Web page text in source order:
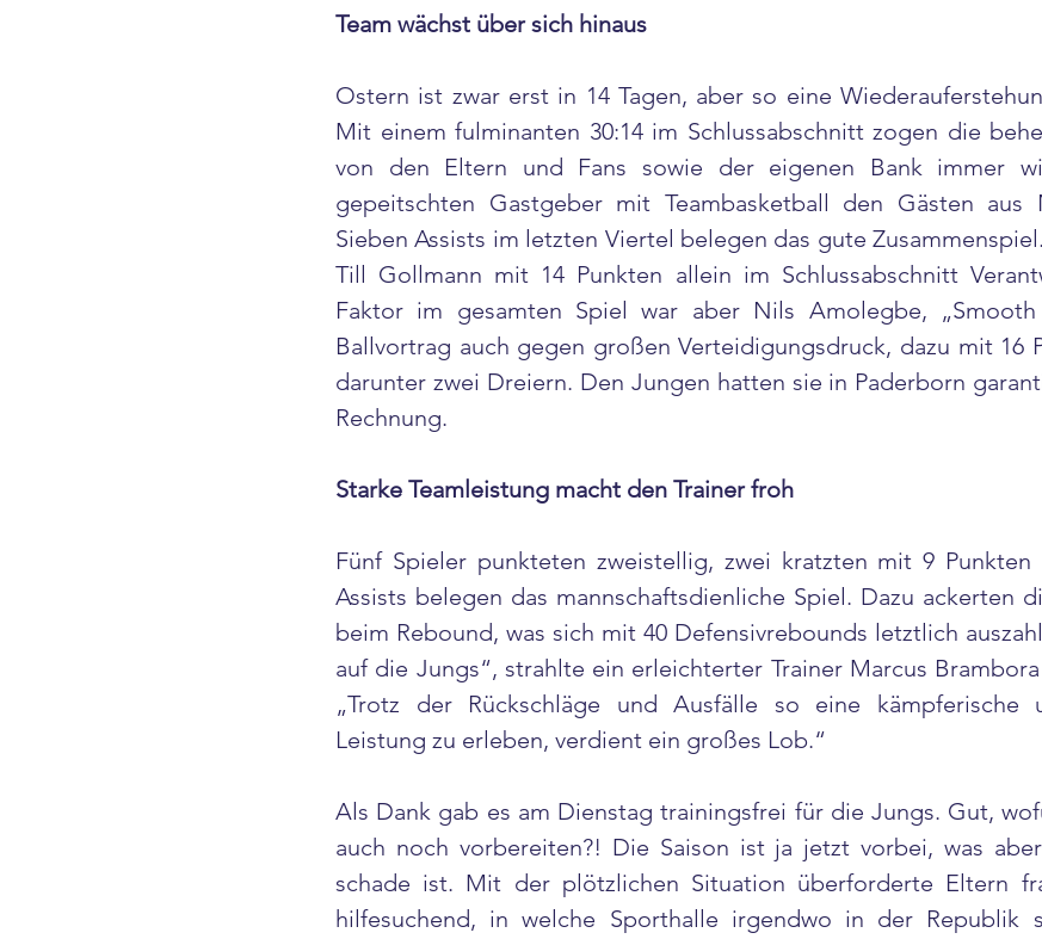
Team wächst über sich hinaus
Ostern ist zwar erst in 14 Tagen, aber so eine
Mit einem fulminanten 30:14 im Schlussabschnitt zogen die
von den Eltern und Fans sowie der eigenen Bank immer
gepeitschten Gastgeber mit Teambasketball den Gästen aus
Sieben Assists im letzten Viertel belegen das gute
Till Gollmann mit 14 Punkten allein im Schlussabschnitt
Faktor im gesamten Spiel war aber Nils Amolegbe,
Ballvortrag auch gegen großen Verteidigungsdruck, dazu mit 16
darunter zwei Dreiern. Den Jungen hatten sie in Paderborn
Rechnung.
Starke Teamleistung macht den Trainer froh
Fünf Spieler punkteten zweistellig, zwei kratzten mit 9 Punkten
Assists belegen das mannschaftsdienliche Spiel. Dazu ackerten
beim Rebound, was sich mit 40 Defensivrebounds letztlich
auf die Jungs“, strahlte ein erleichterter Trainer Marcus
„Trotz der Rückschläge und Ausfälle so eine kämpferische
Leistung zu erleben, verdient ein großes Lob.“
Als Dank gab es am Dienstag trainingsfrei für die Jungs. Gut,
auch noch vorbereiten?! Die Saison ist ja jetzt vorbei, was
schade ist. Mit der plötzlichen Situation überforderte Eltern
hilfesuchend, in welche Sporthalle irgendwo in der Republik